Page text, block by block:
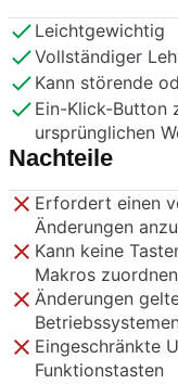
Leichtgewichtig
Vollständiger
Kann störende
Ein-Klick-Button
ursprünglichen
Nachteile
Erfordert einen
Änderungen
Kann keine
Makros zuordnen
Änderungen
Eingeschränkte
Funktionstasten